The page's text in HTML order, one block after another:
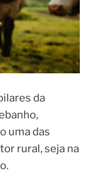
da
uma das
rural, seja na